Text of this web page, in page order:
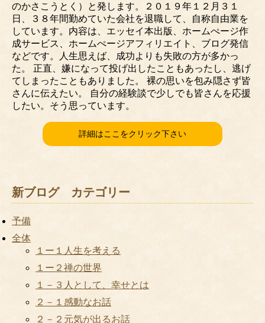
のかさこうとく）と発します。２０１９年１２月３１
日、３８年間勤めていた会社を退職して、自称自由業を
しています。内容は、エッセイ本出版、ホームぺージ作
成サービス、ホームぺージアフィリエイト、ブログ発信
などです。人生思えば、成功よりも失敗の方が多かっ
た。 正直、嫌になって投げ出したこともあったし、逃げ
てしまったこともありました。 裸の思いを包み隠さず皆
さんに伝えたい。 自分の経験談で少しでも皆さんを応援
したい。そう思っています。
詳細はここをクリック下さい
新ブログ カテゴリー
予備
全体
１ー１人生を考える
１ー２禅の世界
１－３人として、幸せとは
２－１感動なお話
２－２元気が出るお話